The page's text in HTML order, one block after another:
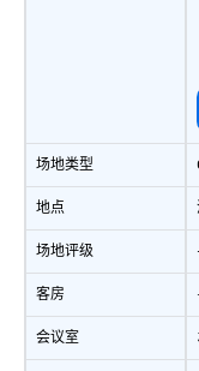
场地类型
地点
场地评级
客房
会议室